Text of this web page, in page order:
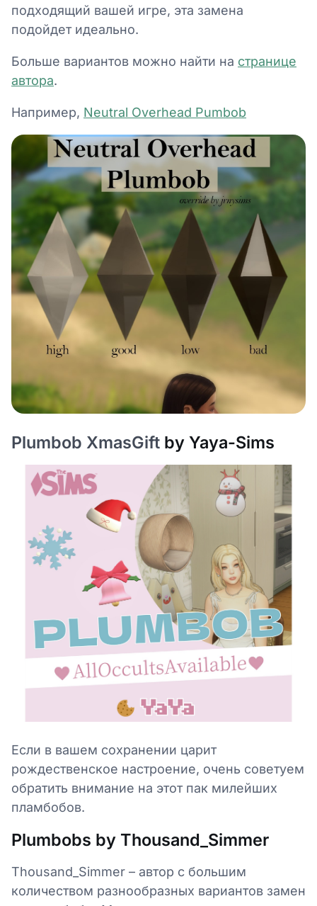
подходящий вашей игре, эта замена
подойдет идеально.
Больше вариантов можно найти на странице
автора.
Например, Neutral Overhead Pumbob
Plumbob XmasGift by Yaya-Sims
Если в вашем сохранении царит
рождественское настроение, очень советуем
обратить внимание на этот пак милейших
пламбобов.
Plumbobs by Thousand_Simmer
Thousand_Simmer – автор с большим
количеством разнообразных вариантов замен